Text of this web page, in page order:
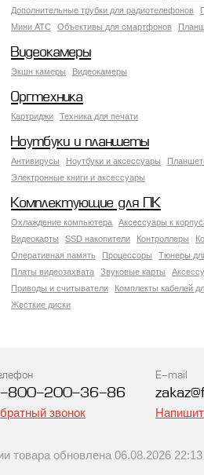
Дополнительные трубки для радиотелефонов
Мини АТС
Объективы для смартфонов
Видеокамеры
Экшн камеры Видеокамеры
Оргтехника
Картриджи Техника для печати
Ноутбуки и планшеты
Антивирусы Ноутбуки и аксессуары
Электронные книги и аксессуары
Комплектующие для ПК
Охлаждение компьютера Аксессуары к
Видеокарты
SSD накопители Контроллеры
Оперативная память
Процессоры
Тюнеры
Платы видеозахвата
Звуковые карты
Приводы и считыватели
Комплекты кабелей
Жесткие диски
800-200-36-86
звонок
E-mail
обновлена 06.08.2026 22:13